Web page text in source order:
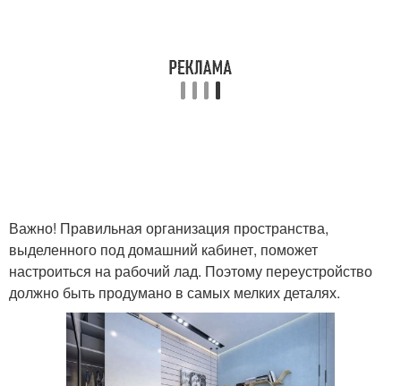
Важно! Правильная организация пространства,
выделенного под домашний кабинет, поможет
настроиться на рабочий лад. Поэтому переустройство
должно быть продумано в самых мелких деталях.